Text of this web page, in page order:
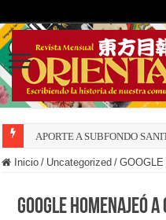
APORTE A SUBFONDO
Inicio / Uncategorized /
GOOGLE HOMENAJEÓ